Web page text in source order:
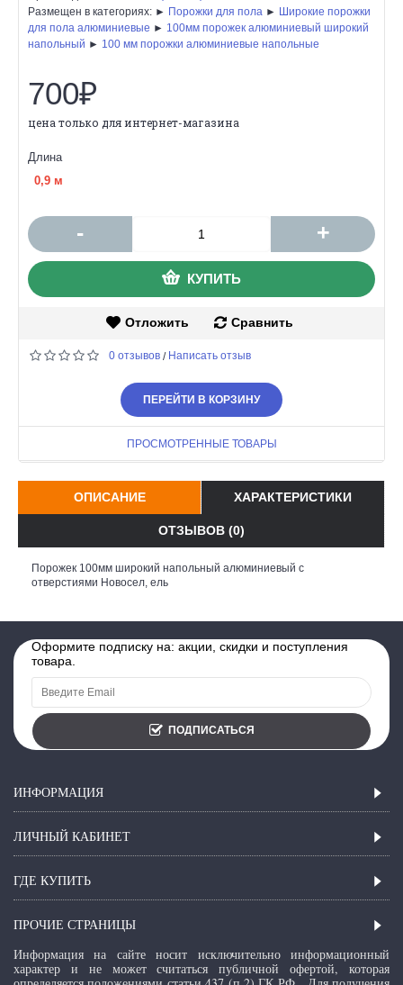
Размещен в категориях: ► Порожки для пола ► Широкие порожки
для пола алюминиевые ► 100мм порожек алюминиевый широкий
напольный ► 100 мм порожки алюминиевые напольные
700₽
цена только для интернет-магазина
Длина
0,9 м
- +
КУПИТЬ
Отложить Сравнить
0 отзывов / Написать отзыв
ПЕРЕЙТИ В КОРЗИНУ
ПРОСМОТРЕННЫЕ ТОВАРЫ
ОПИСАНИЕ ХАРАКТЕРИСТИКИ
ОТЗЫВОВ (0)
Порожек 100мм широкий напольный алюминиевый с
отверстиями Новосел, ель
Оформите подписку на: акции, скидки и поступления
товара.
ПОДПИСАТЬСЯ
ИНФОРМАЦИЯ
ЛИЧНЫЙ КАБИНЕТ
ГДЕ КУПИТЬ
ПРОЧИЕ СТРАНИЦЫ
Информация на сайте носит исключительно информационный
характер и не может считаться публичной офертой, которая